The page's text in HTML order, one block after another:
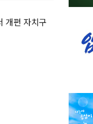
개편 자치구